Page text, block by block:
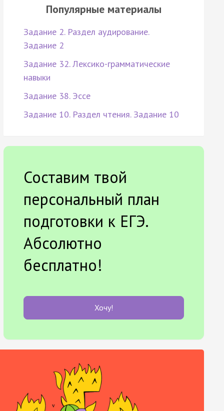
Популярные материалы
Задание 2. Раздел аудирование.
Задание 2
Задание 32. Лексико-грамматические
навыки
Задание 38. Эссе
Задание 10. Раздел чтения. Задание 10
Составим твой
персональный план
подготовки к ЕГЭ.
Абсолютно
бесплатно!
Хочу!